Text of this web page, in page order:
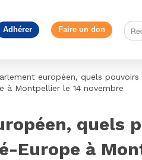
Adhérer Faire un don
européen, quels
à Montpellier le 14 novembre
quels
Europe à